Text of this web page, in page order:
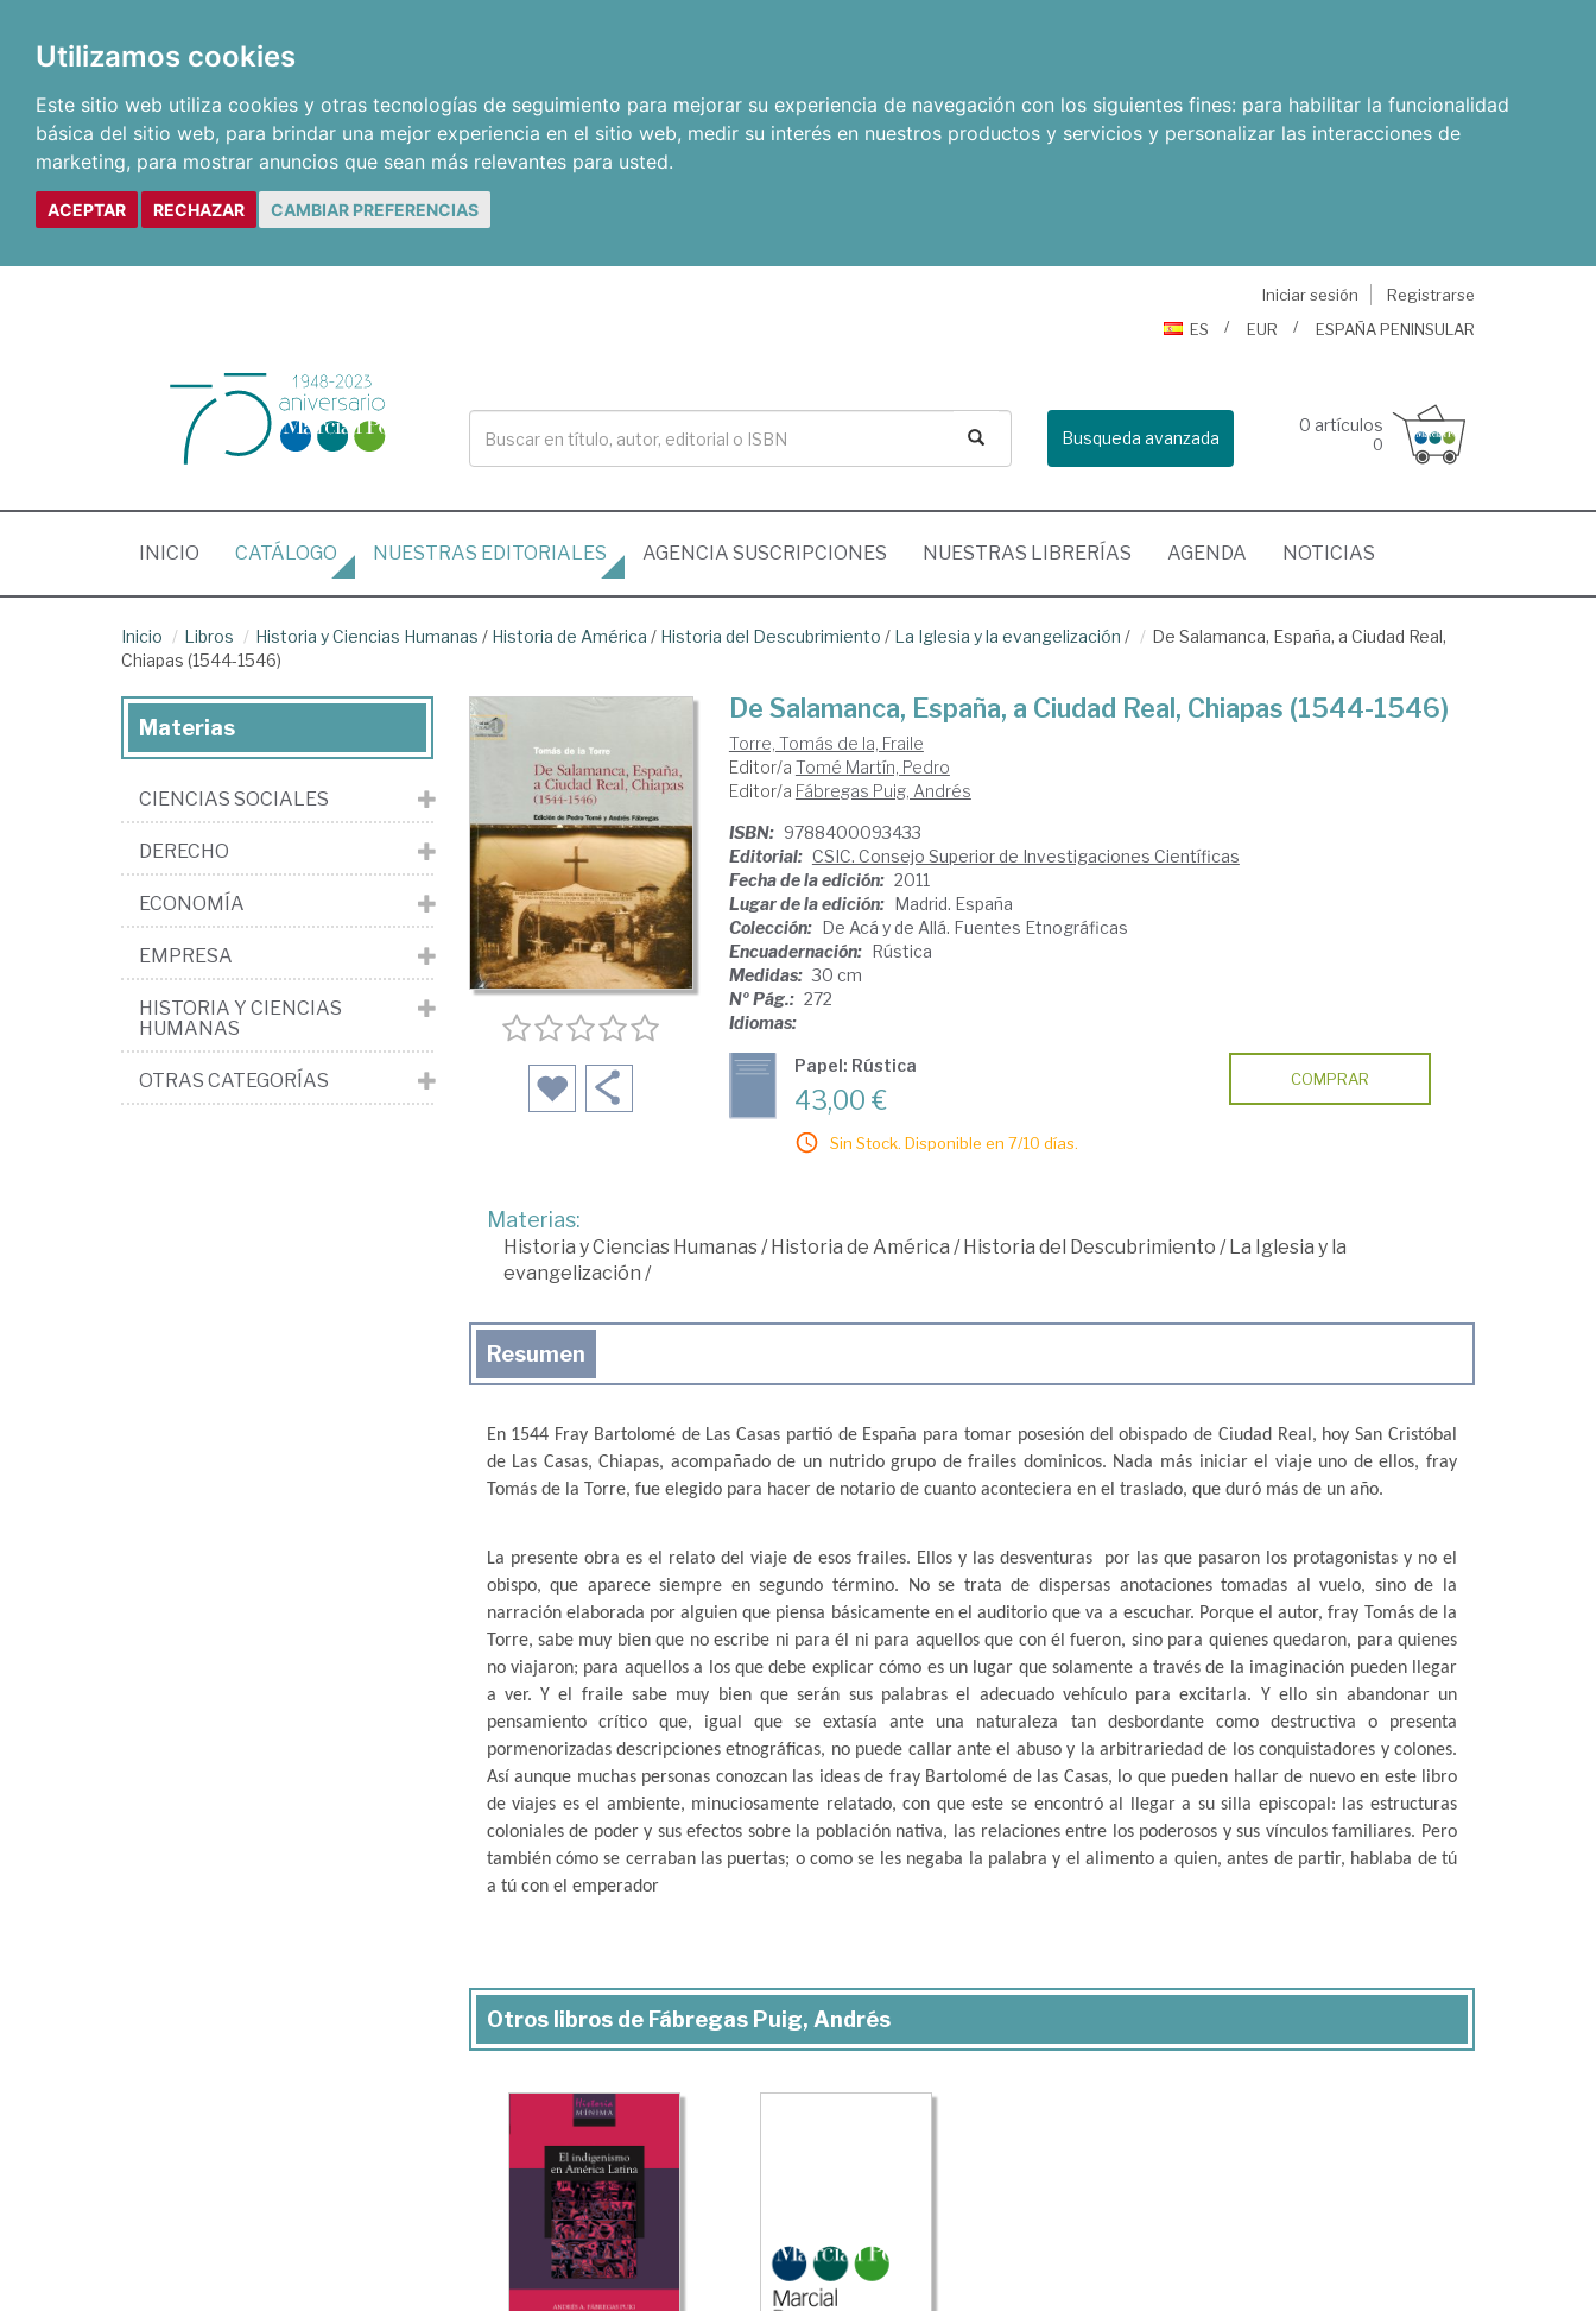
Utilizamos cookies
Este sitio web utiliza cookies y otras tecnologías de seguimiento para mejorar su experiencia de navegación con los siguientes fines: para habilitar la funcionalidad
básica del sitio web, para brindar una mejor experiencia en el sitio web, medir su interés en nuestros productos y servicios y personalizar las interacciones de
marketing, para mostrar anuncios que sean más relevantes para usted.
ACEPTAR RECHAZAR CAMBIAR PREFERENCIAS
Iniciar sesión
Registrarse
ES
EUR ESPAÑA PENINSULAR
Busqueda avanzada
0 artículos
0
INICIO (CURRENT)
CATÁLOGO NUESTRAS EDITORIALES AGENCIA SUSCRIPCIONES NUESTRAS LIBRERÍAS AGENDA NOTICIAS
Inicio Libros Historia y Ciencias Humanas / Historia de América / Historia del Descubrimiento / La Iglesia y la evangelización /
De Salamanca, España, a Ciudad Real,
Chiapas (1544-1546)
De Salamanca, España, a Ciudad Real, Chiapas (1544-1546)
Torre, Tomás de la, Fraile
Editor/a Tomé Martín, Pedro
Editor/a Fábregas Puig, Andrés
ISBN: 9788400093433
Editorial: CSIC. Consejo Superior de Investigaciones Científicas
Fecha de la edición: 2011
Lugar de la edición: Madrid. España
Colección: De Acá y de Allá. Fuentes Etnográficas
Encuadernación: Rústica
Medidas: 30 cm
Nº Pág.: 272
Idiomas:
Papel: Rústica
43,00 €
Sin Stock. Disponible en 7/10 días.
COMPRAR
Materias:
Historia y Ciencias Humanas/Historia de América /Historia del Descubrimiento /La Iglesia y la
evangelización /
Resumen
En 1544 Fray Bartolomé de Las Casas partió de España para tomar posesión del obispado de Ciudad Real, hoy San Cristóbal
de Las Casas, Chiapas, acompañado de un nutrido grupo de frailes dominicos. Nada más iniciar el viaje uno de ellos, fray
Tomás de la Torre, fue elegido para hacer de notario de cuanto aconteciera en el traslado, que duró más de un año.
La presente obra es el relato del viaje de esos frailes. Ellos y las desventuras
por las que pasaron los protagonistas y no el
obispo, que aparece siempre en segundo término. No se trata de dispersas anotaciones tomadas al vuelo, sino de la
narración elaborada por alguien que piensa básicamente en el auditorio que va a escuchar. Porque el autor, fray Tomás de la
Torre, sabe muy bien que no escribe ni para él ni para aquellos que con él fueron, sino para quienes quedaron, para quienes
no viajaron; para aquellos a los que debe explicar cómo es un lugar que solamente a través de la imaginación pueden llegar
a ver. Y el fraile sabe muy bien que serán sus palabras el adecuado vehículo para excitarla. Y ello sin abandonar un
pensamiento crítico que, igual que se extasía ante una naturaleza tan desbordante como destructiva o presenta
pormenorizadas descripciones etnográficas, no puede callar ante el abuso y la arbitrariedad de los conquistadores y colones.
Así aunque muchas personas conozcan las ideas de fray Bartolomé de las Casas, lo que pueden hallar de nuevo en este libro
de viajes es el ambiente, minuciosamente relatado, con que este se encontró al llegar a su silla episcopal: las estructuras
coloniales de poder y sus efectos sobre la población nativa, las relaciones entre los poderosos y sus vínculos familiares. Pero
también cómo se cerraban las puertas; o como se les negaba la palabra y el alimento a quien, antes de partir, hablaba de tú
a tú con el emperador
Otros libros de Fábregas Puig, Andrés
Materias
CIENCIAS SOCIALES
DERECHO
ECONOMÍA
EMPRESA
HISTORIA Y CIENCIAS
HUMANAS
OTRAS CATEGORÍAS